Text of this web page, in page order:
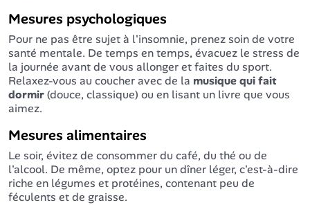
Mesures psychologiques
Pour ne pas être sujet à l'insomnie, prenez soin de votre
santé mentale. De temps en temps, évacuez le stress de
la journée avant de vous allonger et faites du sport.
Relaxez-vous au coucher avec de la musique qui fait
dormir(douce, classique) ou en lisant un livre que vous
aimez.
Mesures alimentaires
Le soir, évitez de consommer du café, du thé ou de
l'alcool. De même, optez pour un dîner léger, c'est-à-dire
riche en légumes et protéines, contenant peu de
féculents et de graisse.